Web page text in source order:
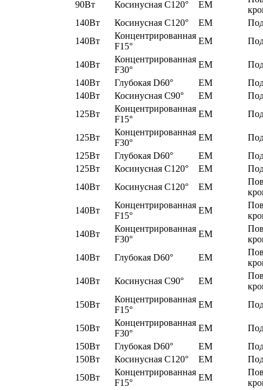
90Вт
Косинусная C120° EM
140Вт
Косинусная C120° EM
140Вт
Концентрированная
F15°
EM
140Вт
Концентрированная
F30°
EM
140Вт
Глубокая D60° EM
140Вт
Косинусная C90° EM
125Вт
Концентрированная
F15°
EM
125Вт
Концентрированная
F30°
EM
125Вт
Глубокая D60° EM
125Вт
Косинусная C120° EM
140Вт
Косинусная C120° EM
140Вт
Концентрированная
F15°
EM
140Вт
Концентрированная
F30°
EM
140Вт
Глубокая D60° EM
140Вт
Косинусная C90° EM
150Вт
Концентрированная
F15°
EM
150Вт
Концентрированная
F30°
EM
150Вт
Глубокая D60° EM
150Вт
Косинусная C120° EM
150Вт
Концентрированная
F15°
EM